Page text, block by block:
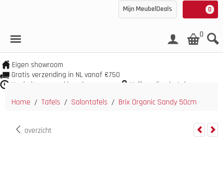
0
Mijn MeubelDeals
0
Eigen showroom
Gratis verzending in NL vanaf €750
Veel uit voorraad leverbaar
Veilig online betalen
Home / Tafels / Salontafels / Brix Organic Sandy 50cm
overzicht